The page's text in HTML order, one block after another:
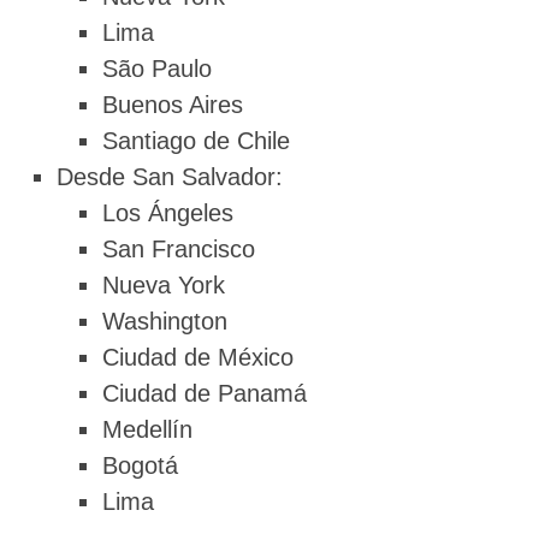
Lima
São Paulo
Buenos Aires
Santiago de Chile
Desde San Salvador:
Los Ángeles
San Francisco
Nueva York
Washington
Ciudad de México
Ciudad de Panamá
Medellín
Bogotá
Lima